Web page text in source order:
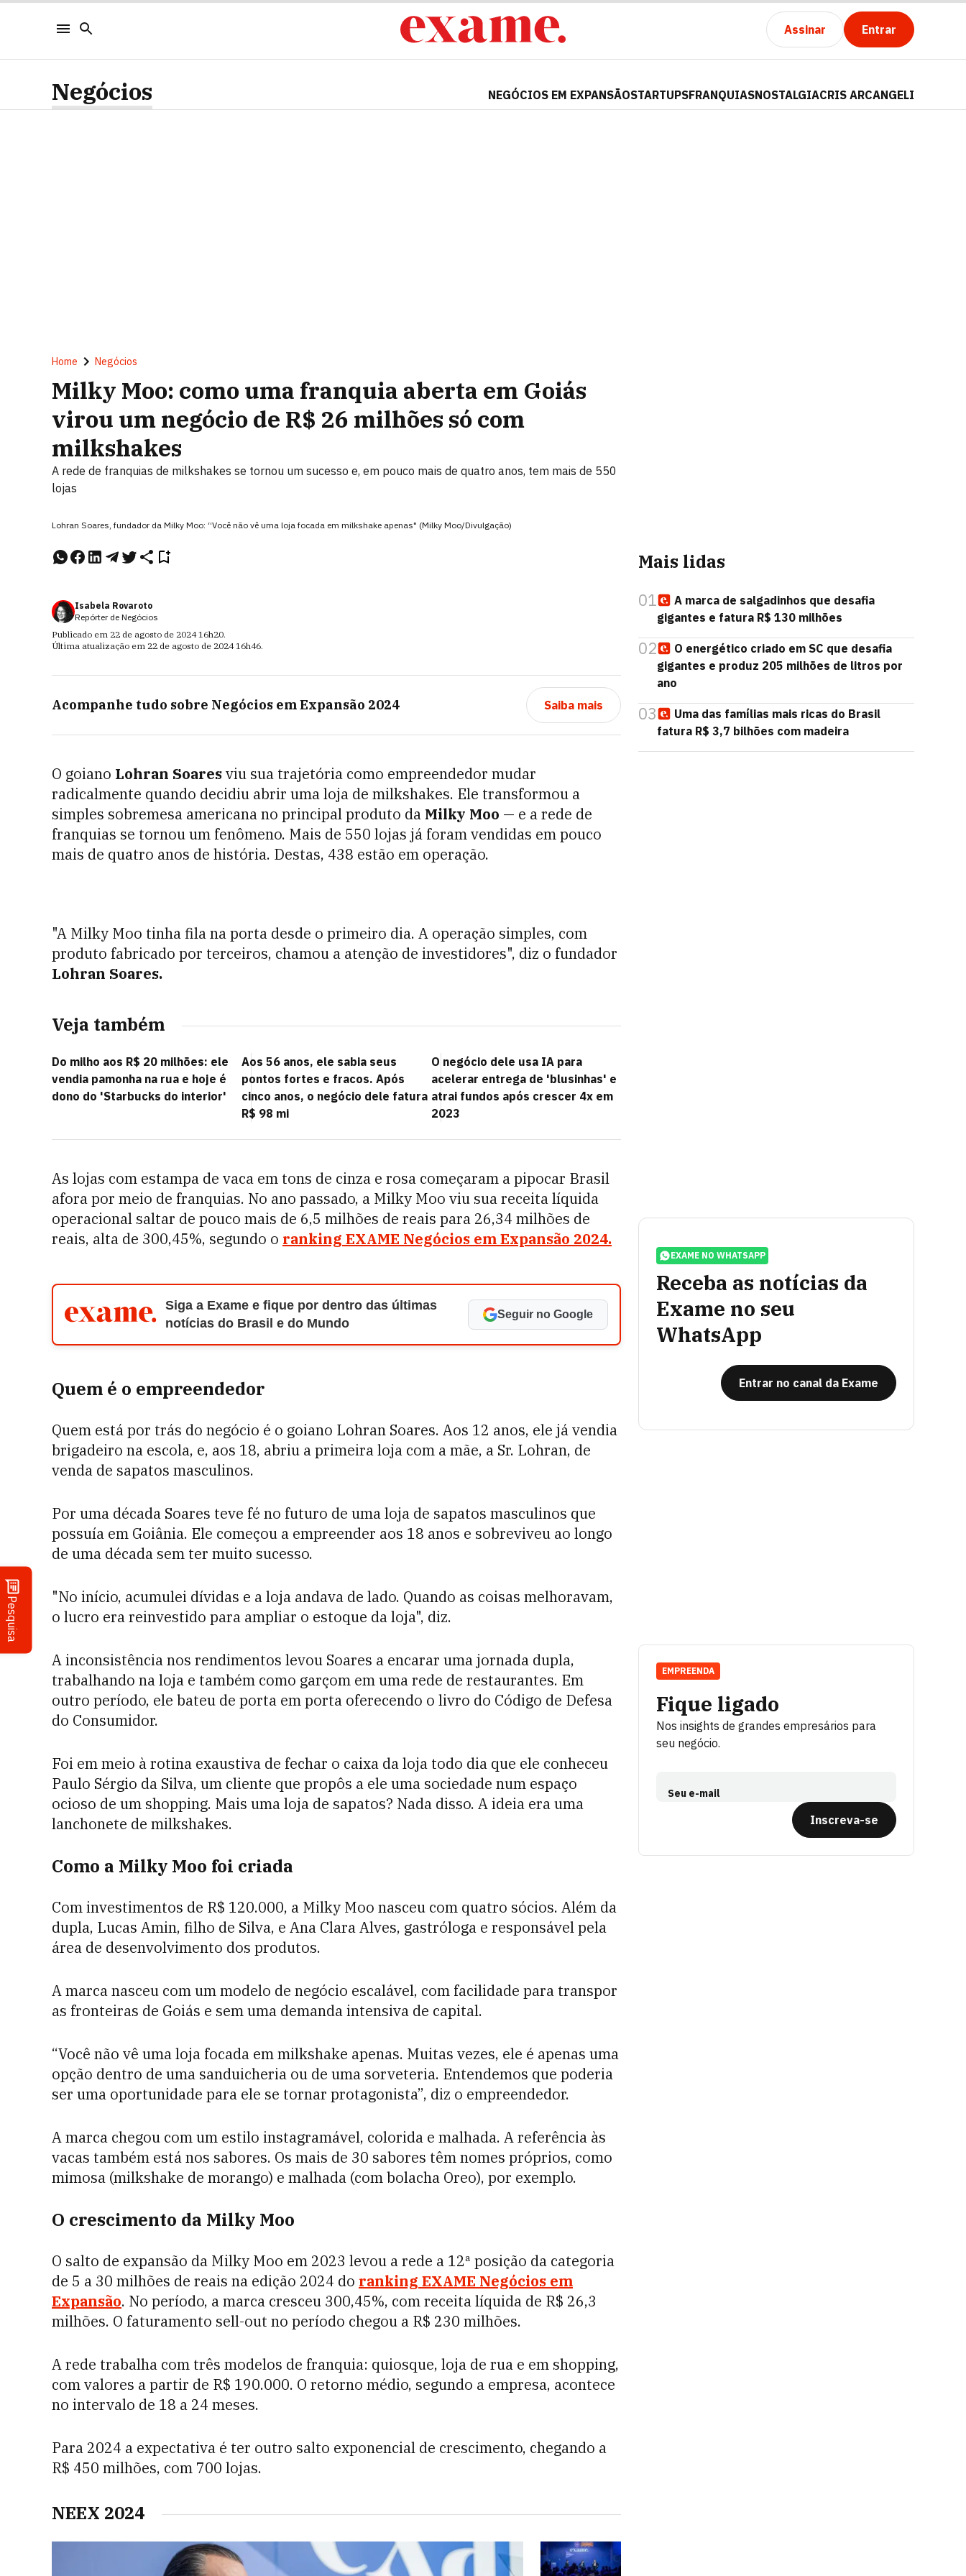
Assinar Entrar
Pesquisa
Negócios NEGÓCIOS EM EXPANSÃOSTARTUPSFRANQUIASNOSTALGIACRIS ARCANGELI
Home Negócios
Milky Moo: como uma franquia aberta em Goiás
virou um negócio de R$ 26 milhões só com
milkshakes
A rede de franquias de milkshakes se tornou um sucesso e, em pouco mais de quatro anos, tem mais de 550
lojas
Lohran Soares, fundador da Milky Moo: “Você não vê uma loja focada em milkshake apenas" (Milky Moo/Divulgação)
Isabela Rovaroto
Repórter de Negócios
Publicado em 22 de agosto de 2024 16h20.
Última atualização em 22 de agosto de 2024 16h46.
Acompanhe tudo sobre Negócios em Expansão 2024 Saiba mais
O goiano Lohran Soaresviu sua trajetória como empreendedor mudar
radicalmente quando decidiu abrir uma loja de milkshakes. Ele transformou a
simples sobremesa americana no principal produto da Milky Moo — e a rede de
franquias se tornou um fenômeno. Mais de 550 lojas já foram vendidas em pouco
mais de quatro anos de história. Destas, 438 estão em operação.
"A Milky Moo tinha fila na porta desde o primeiro dia. A operação simples, com
produto fabricado por terceiros, chamou a atenção de investidores", diz o fundador
Lohran Soares.
Veja também
Do milho aos R$ 20 milhões: ele
vendia pamonha na rua e hoje é
dono do 'Starbucks do interior'
Aos 56 anos, ele sabia seus
pontos fortes e fracos. Após
cinco anos, o negócio dele fatura
R$ 98 mi
O negócio dele usa IA para
acelerar entrega de 'blusinhas' e
atrai fundos após crescer 4x em
2023
As lojas com estampa de vaca em tons de cinza e rosa começaram a pipocar Brasil
afora por meio de franquias. No ano passado, a Milky Moo viu sua receita líquida
operacional saltar de pouco mais de 6,5 milhões de reais para 26,34 milhões de
reais, alta de 300,45%, segundo o ranking EXAME Negócios em Expansão 2024.
Siga a Exame e fique por dentro das últimas
notícias do Brasil e do Mundo
Seguir no Google
Quem é o empreendedor
Quem está por trás do negócio é o goiano Lohran Soares. Aos 12 anos, ele já vendia
brigadeiro na escola, e, aos 18, abriu a primeira loja com a mãe, a Sr. Lohran, de
venda de sapatos masculinos.
Por uma década Soares teve fé no futuro de uma loja de sapatos masculinos que
possuía em Goiânia. Ele começou a empreender aos 18 anos e sobreviveu ao longo
de uma década sem ter muito sucesso.
"No início, acumulei dívidas e a loja andava de lado. Quando as coisas melhoravam,
o lucro era reinvestido para ampliar o estoque da loja", diz.
A inconsistência nos rendimentos levou Soares a encarar uma jornada dupla,
trabalhando na loja e também como garçom em uma rede de restaurantes. Em
outro período, ele bateu de porta em porta oferecendo o livro do Código de Defesa
do Consumidor.
Foi em meio à rotina exaustiva de fechar o caixa da loja todo dia que ele conheceu
Paulo Sérgio da Silva, um cliente que propôs a ele uma sociedade num espaço
ocioso de um shopping. Mais uma loja de sapatos? Nada disso. A ideia era uma
lanchonete de milkshakes.
Como a Milky Moo foi criada
Com investimentos de R$ 120.000, a Milky Moo nasceu com quatro sócios. Além da
dupla, Lucas Amin, filho de Silva, e Ana Clara Alves, gastróloga e responsável pela
área de desenvolvimento dos produtos.
A marca nasceu com um modelo de negócio escalável, com facilidade para transpor
as fronteiras de Goiás e sem uma demanda intensiva de capital.
“Você não vê uma loja focada em milkshake apenas. Muitas vezes, ele é apenas uma
opção dentro de uma sanduicheria ou de uma sorveteria. Entendemos que poderia
ser uma oportunidade para ele se tornar protagonista”, diz o empreendedor.
A marca chegou com um estilo instagramável, colorida e malhada. A referência às
vacas também está nos sabores. Os mais de 30 sabores têm nomes próprios, como
mimosa (milkshake de morango) e malhada (com bolacha Oreo), por exemplo.
O crescimento da Milky Moo
O salto de expansão da Milky Moo em 2023 levou a rede a 12ª posição da categoria
de 5 a 30 milhões de reais na edição 2024 do ranking EXAME Negócios em
Expansão. No período, a marca cresceu 300,45%, com receita líquida de R$ 26,3
milhões. O faturamento sell-out no período chegou a R$ 230 milhões.
A rede trabalha com três modelos de franquia: quiosque, loja de rua e em shopping,
com valores a partir de R$ 190.000. O retorno médio, segundo a empresa, acontece
no intervalo de 18 a 24 meses.
Para 2024 a expectativa é ter outro salto exponencial de crescimento, chegando a
R$ 450 milhões, com 700 lojas.
NEEX 2024
Mais lidas
01
A marca de salgadinhos que desafia
gigantes e fatura R$ 130 milhões
02
O energético criado em SC que desafia
gigantes e produz 205 milhões de litros por
ano
03
Uma das famílias mais ricas do Brasil
fatura R$ 3,7 bilhões com madeira
EXAME NO WHATSAPP
Receba as notícias da
Exame no seu
WhatsApp
Entrar no canal da Exame
Fique ligado
Nos insights de grandes empresários para
seu negócio.
Seu e-mail
Inscreva-se
EMPREENDA